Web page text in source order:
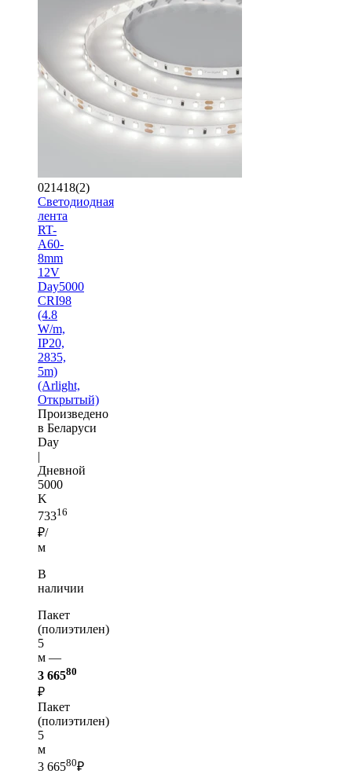
021418(2)
Светодиодная
лента
RT-
A60-
8mm
12V
Day5000
CRI98
(4.8
W/m,
IP20,
2835,
5m)
(Arlight,
Открытый)
Произведено
в Беларуси
Day
|
Дневной
5000
K
73316
₽/
м
В
наличии
Пакет
(полиэтилен)
5
м —
3 66580
₽
Пакет
(полиэтилен)
5
м
3 66580₽